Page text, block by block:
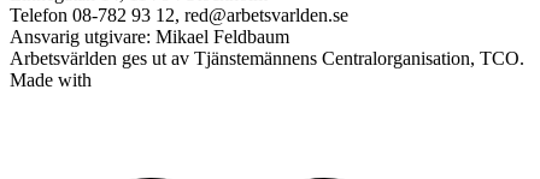
Telefon 08-782 93 12, red@arbetsvarlden.se
Ansvarig utgivare: Mikael Feldbaum
Arbetsvärlden ges ut av Tjänstemännens Centralorganisation, TCO.
Made with